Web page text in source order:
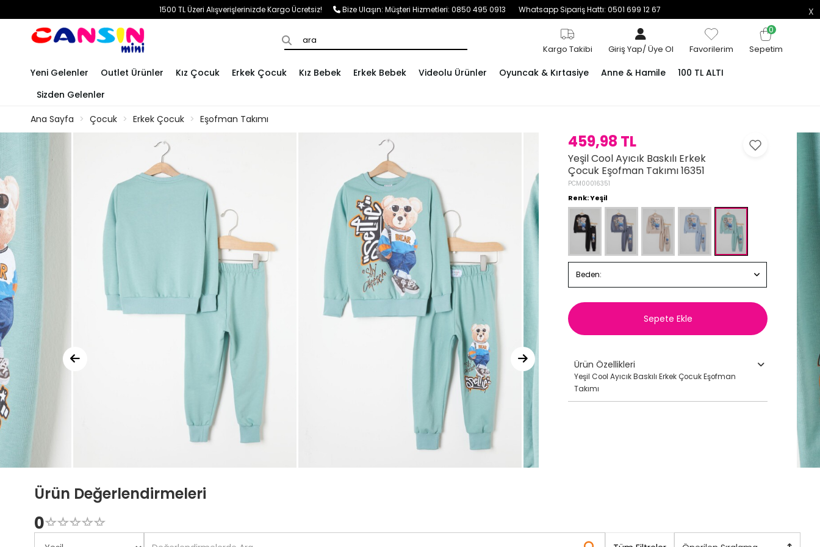
1500 TL Üzeri Alışverişlerinizde Kargo Ücretsiz! Bize Ulaşın: Müşteri Hizmetleri: 0850 495 0913 Whatsapp Sipariş Hattı: 0501 699 12 67
Kargo Takibi Giriş Yap/Üye Ol Favorilerim
0
Sepetim
Yeni Gelenler Outlet Ürünler Kız Çocuk Erkek Çocuk Kız Bebek Erkek Bebek Videolu Ürünler Oyuncak & Kırtasiye Anne & Hamile
100 TL ALTI
Sizden Gelenler
Ana Sayfa
Çocuk Erkek Çocuk Eşofman Takımı
459,98 TL
Yeşil Cool Ayıcık Baskılı Erkek
Çocuk Eşofman Takımı 16351
PCM00016351
Renk: Yeşil
Beden:
Sepete Ekle
Ürün Özellikleri
Yeşil Cool Ayıcık Baskılı Erkek Çocuk Eşofman
Takımı
Ürün Değerlendirmeleri
0☆☆☆☆☆
★★★★★